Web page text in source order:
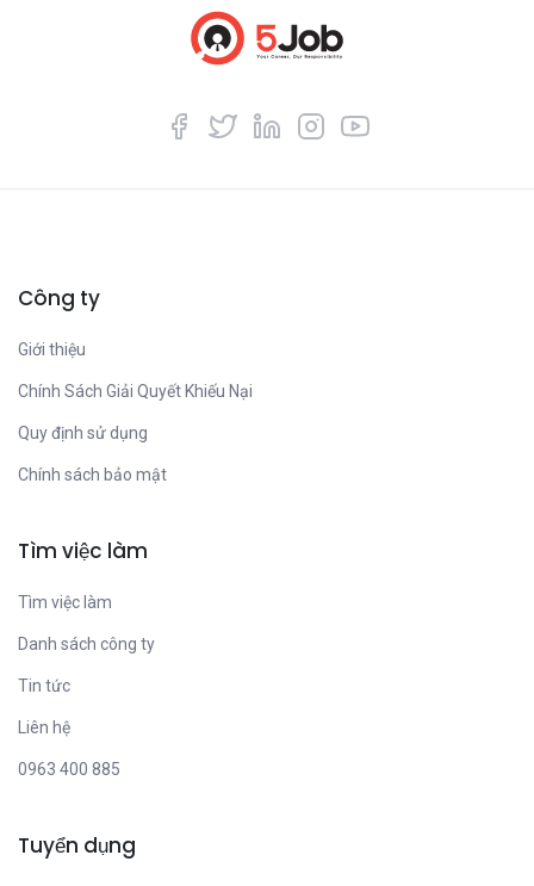
Công ty
Giới thiệu
Chính Sách Giải Quyết Khiếu Nại
Quy định sử dụng
Chính sách bảo mật
Tìm việc làm
Tìm việc làm
Danh sách công ty
Tin tức
Liên hệ
0963 400 885
Tuyển dụng